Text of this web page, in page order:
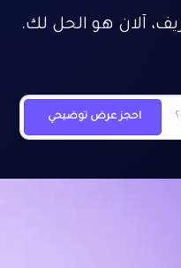
آلان هو الحل لك.